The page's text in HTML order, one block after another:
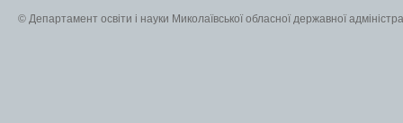
© Департамент освіти і науки Миколаївської обласної державної